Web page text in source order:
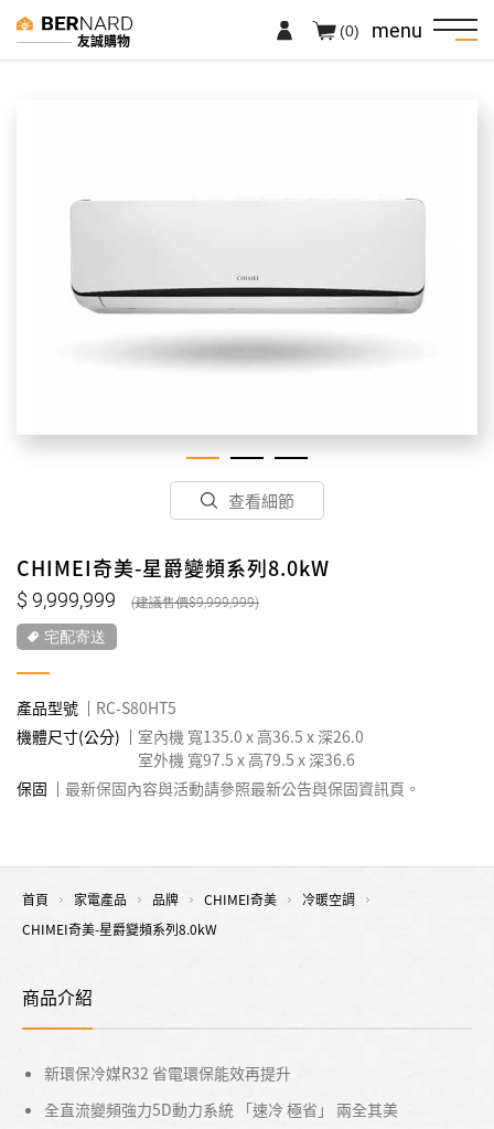
友誠購物 menu
(0)
查看細節
CHIMEI奇美-星爵變頻系列8.0kW
9,999,999 9,999,999
宅配寄送
產品型號
RC-S80HT5
機體尺寸(公分)
室內機 寬135.0 x 高36.5 x 深26.0
室外機 寬97.5 x 高79.5 x 深36.6
保固
最新保固內容與活動請參照最新公告與保固資訊頁。
首頁 家電產品 品牌 CHIMEI奇美
冷暖空調
CHIMEI奇美-星爵變頻系列8.0kW
商品介紹
新環保冷媒R32 省電環保能效再提升
全直流變頻強力5D動力系統 「速冷 極省」 兩全其美